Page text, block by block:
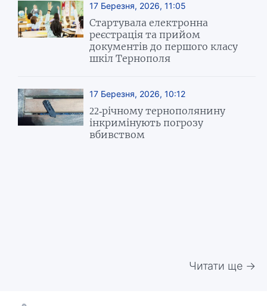
17 Березня, 2026, 11:05
Стартувала електронна
реєстрація та прийом
документів до першого класу
шкіл Тернополя
17 Березня, 2026, 10:12
22-річному тернополянину
інкримінують погрозу
вбивством
Читати ще →